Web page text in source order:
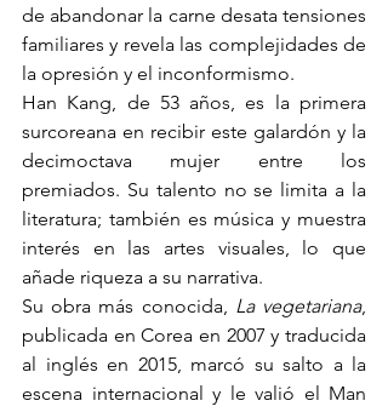
de abandonar la carne desata tensiones
familiares y revela las complejidades de
la opresión y el inconformismo.
Han Kang, de 53 años, es la primera
surcoreana en recibir este galardón y la
decimoctava mujer entre los
premiados. Su talento no se limita a la
literatura; también es música y muestra
interés en las artes visuales, lo que
añade riqueza a su narrativa.
Su obra más conocida, La vegetariana,
publicada en Corea en 2007 y traducida
al inglés en 2015, marcó su salto a la
escena internacional y le valió el Man